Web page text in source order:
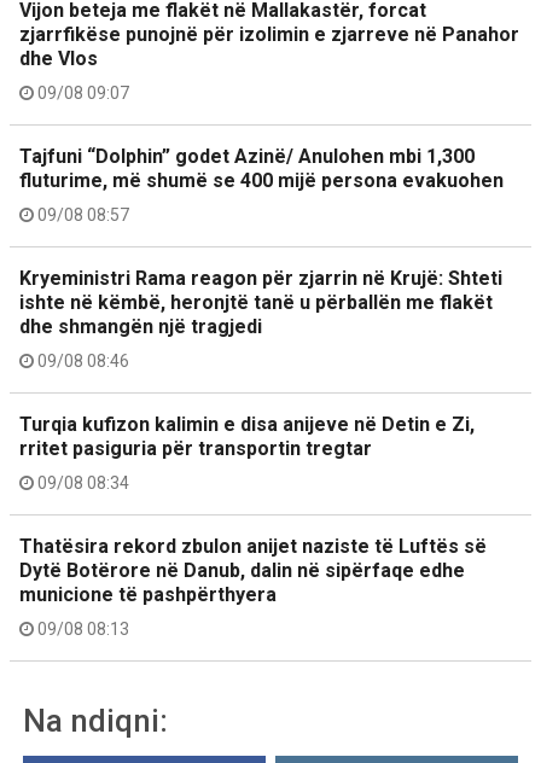
Vijon beteja me flakët në Mallakastër, forcat
zjarrfikëse punojnë për izolimin e zjarreve në Panahor
dhe Vlos
09/08 09:07
Tajfuni “Dolphin” godet Azinë/ Anulohen mbi 1,300
fluturime, më shumë se 400 mijë persona evakuohen
09/08 08:57
Kryeministri Rama reagon për zjarrin në Krujë: Shteti
ishte në këmbë, heronjtë tanë u përballën me flakët
dhe shmangën një tragjedi
09/08 08:46
Turqia kufizon kalimin e disa anijeve në Detin e Zi,
rritet pasiguria për transportin tregtar
09/08 08:34
Thatësira rekord zbulon anijet naziste të Luftës së
Dytë Botërore në Danub, dalin në sipërfaqe edhe
municione të pashpërthyera
09/08 08:13
Na ndiqni: